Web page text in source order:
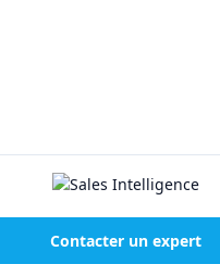
Contacter un expert